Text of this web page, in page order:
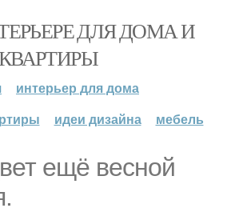
ДЛЯ ДОМА И
интерьер для дома
идеи дизайна мебель
ещё весной